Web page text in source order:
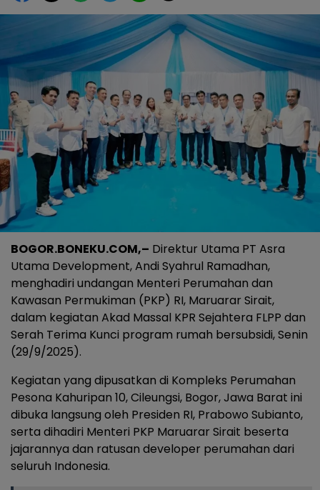
BOGOR.BONEKU.COM,– Direktur Utama PT Asra
Utama Development, Andi Syahrul Ramadhan,
menghadiri undangan Menteri Perumahan dan
Kawasan Permukiman (PKP) RI, Maruarar Sirait,
dalam kegiatan Akad Massal KPR Sejahtera FLPP dan
Serah Terima Kunci program rumah bersubsidi, Senin
(29/9/2025).
Kegiatan yang dipusatkan di Kompleks Perumahan
Pesona Kahuripan 10, Cileungsi, Bogor, Jawa Barat ini
dibuka langsung oleh Presiden RI, Prabowo Subianto,
serta dihadiri Menteri PKP Maruarar Sirait beserta
jajarannya dan ratusan developer perumahan dari
seluruh Indonesia.